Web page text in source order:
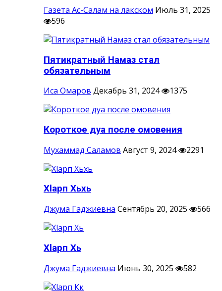
Газета Ас-Салам на лакском Июль 31, 2025
596
Пятикратный Намаз стал
обязательным
Иса Омаров Декабрь 31, 2024 1375
Короткое дуа после омовения
Мухаммад Саламов Август 9, 2024 2291
Хlарп Хьхь
Джума Гаджиевна Сентябрь 20, 2025 566
Хlарп Хь
Джума Гаджиевна Июнь 30, 2025 582